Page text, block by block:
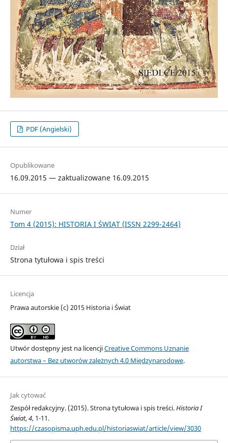
PDF (Angielski)
Opublikowane
16.09.2015 — zaktualizowane 16.09.2015
Numer
Tom 4 (2015): HISTORIA I ŚWIAT (ISSN 2299-2464)
Dział
Strona tytułowa i spis treści
Licencja
Prawa autorskie (c) 2015 Historia i Świat
Utwór dostępny jest na licencjiCreative Commons Uznanie
autorstwa – Bez utworów zależnych 4.0 Międzynarodowe.
Jak cytować
Zespół redakcyjny. (2015). Strona tytułowa i spis treści.Historia I
Świat,4, 1-11.
https://czasopisma.uph.edu.pl/historiaswiat/article/view/3030